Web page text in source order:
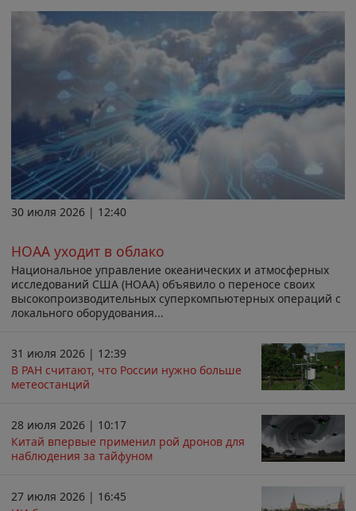
30 июля 2026 | 12:40
НОАА уходит в облако
Национальное управление океанических и атмосферных
исследований США (НОАА) объявило о переносе своих
высокопроизводительных суперкомпьютерных операций с
локального оборудования...
31 июля 2026 | 12:39
В РАН считают, что России нужно больше
метеостанций
28 июля 2026 | 10:17
Китай впервые применил рой дронов для
наблюдения за тайфуном
27 июля 2026 | 16:45